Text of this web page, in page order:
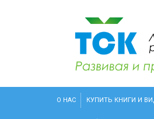
О НАС КУПИТЬ КНИГИ И